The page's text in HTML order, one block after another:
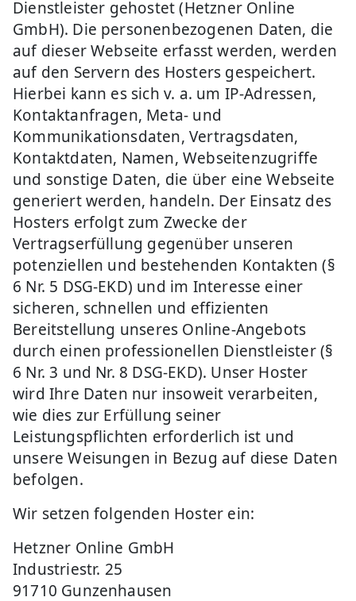
Dienstleister gehostet (Hetzner Online
GmbH). Die personenbezogenen Daten, die
auf dieser Webseite erfasst werden, werden
auf den Servern des Hosters gespeichert.
Hierbei kann es sich v. a. um IP-Adressen,
Kontaktanfragen, Meta- und
Kommunikationsdaten, Vertragsdaten,
Kontaktdaten, Namen, Webseitenzugriffe
und sonstige Daten, die über eine Webseite
generiert werden, handeln. Der Einsatz des
Hosters erfolgt zum Zwecke der
Vertragserfüllung gegenüber unseren
potenziellen und bestehenden Kontakten (§
6 Nr. 5 DSG-EKD) und im Interesse einer
sicheren, schnellen und effizienten
Bereitstellung unseres Online-Angebots
durch einen professionellen Dienstleister (§
6 Nr. 3 und Nr. 8 DSG-EKD). Unser Hoster
wird Ihre Daten nur insoweit verarbeiten,
wie dies zur Erfüllung seiner
Leistungspflichten erforderlich ist und
unsere Weisungen in Bezug auf diese Daten
befolgen.
Wir setzen folgenden Hoster ein:
Hetzner Online GmbH
Industriestr. 25
91710 Gunzenhausen